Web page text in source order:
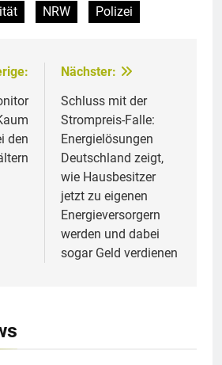
NRW Polizei
den
Nächster:
Schluss mit der
Strompreis-Falle:
Energielösungen
Deutschland zeigt,
wie Hausbesitzer
jetzt zu eigenen
Energieversorgern
werden und dabei
sogar Geld verdienen